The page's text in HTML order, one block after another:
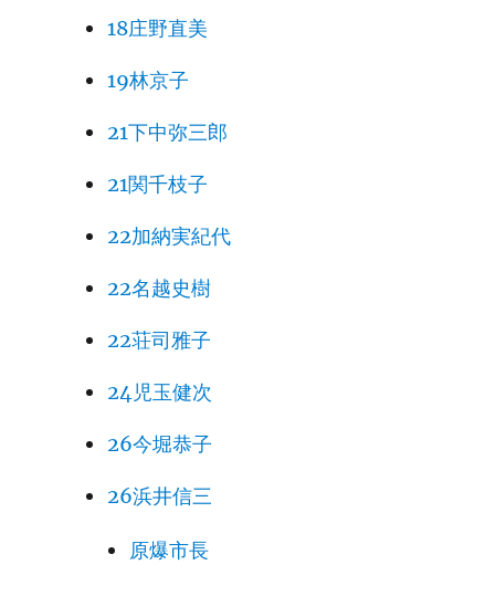
18庄野直美
19林京子
21下中弥三郎
21関千枝子
22加納実紀代
22名越史樹
22荘司雅子
24児玉健次
26今堀恭子
26浜井信三
原爆市長